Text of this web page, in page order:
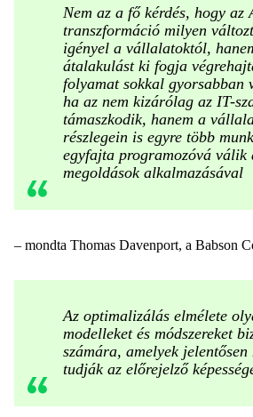
Nem az a fő kérdés, hogy az
transzformáció milyen
igényel a vállalatoktól,
átalakulást ki fogja
folyamat sokkal gyorsabban
ha az nem kizárólag az IT-
támaszkodik, hanem a
részlegein is egyre több
egyfajta programozóvá válik
megoldások alkalmazásával
– mondta Thomas Davenport, a Babson
Az optimalizálás elmélete
modelleket és módszereket
számára, amelyek
tudják az előrejelző